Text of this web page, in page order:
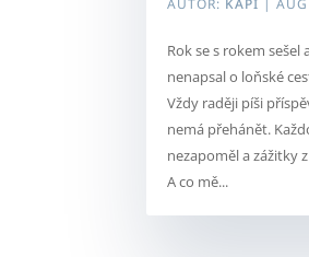
Rok se s rokem sešel
nenapsal o loňské
Vždy raději píši
nemá přehánět.
nezapoměl a zážitky
A co mě...